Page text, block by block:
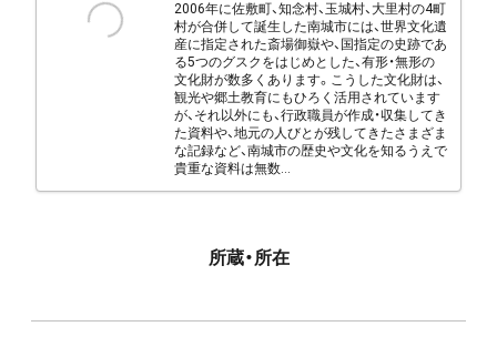
2006年に佐敷町、知念村、玉城村、大里村の4町
村が合併して誕生した南城市には、世界文化遺
産に指定された斎場御嶽や、国指定の史跡であ
る5つのグスクをはじめとした、有形・無形の
文化財が数多くあります。こうした文化財は、
観光や郷土教育にもひろく活用されています
が、それ以外にも、行政職員が作成・収集してき
た資料や、地元の人びとが残してきたさまざま
な記録など、南城市の歴史や文化を知るうえで
貴重な資料は無数...
所蔵・所在